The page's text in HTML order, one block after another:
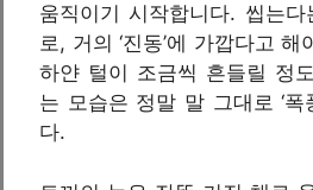
움직이기 시작합니다. 씹는
로, 거의 ‘진동’에 가깝다고
하얀 털이 조금씩 흔들릴 정
는 모습은 정말 말 그대로 ‘폭
다.